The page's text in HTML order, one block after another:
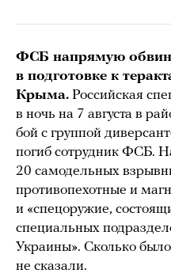
ФСБ напрямую
в подготовке к
Крыма. Российская
в ночь на 7 августа в
бой с группой
погиб сотрудник ФСБ.
20 самодельных
противопехотные и
и «спецоружие,
специальных
Украины». Сколько
не сказали.